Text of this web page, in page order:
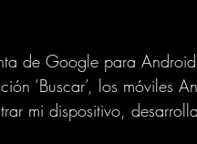
de Google para Android
‘Buscar’, los móviles
mi dispositivo,